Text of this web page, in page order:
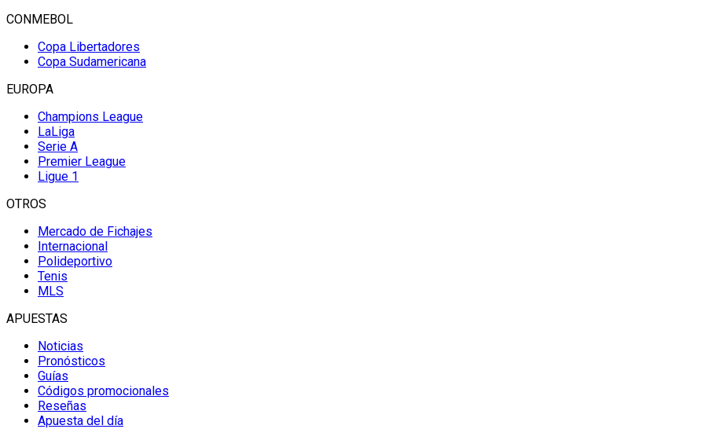
CONMEBOL
Copa Libertadores
Copa Sudamericana
EUROPA
Champions League
LaLiga
Serie A
Premier League
Ligue 1
OTROS
Mercado de Fichajes
Internacional
Polideportivo
Tenis
MLS
APUESTAS
Noticias
Pronósticos
Guías
Códigos promocionales
Reseñas
Apuesta del día